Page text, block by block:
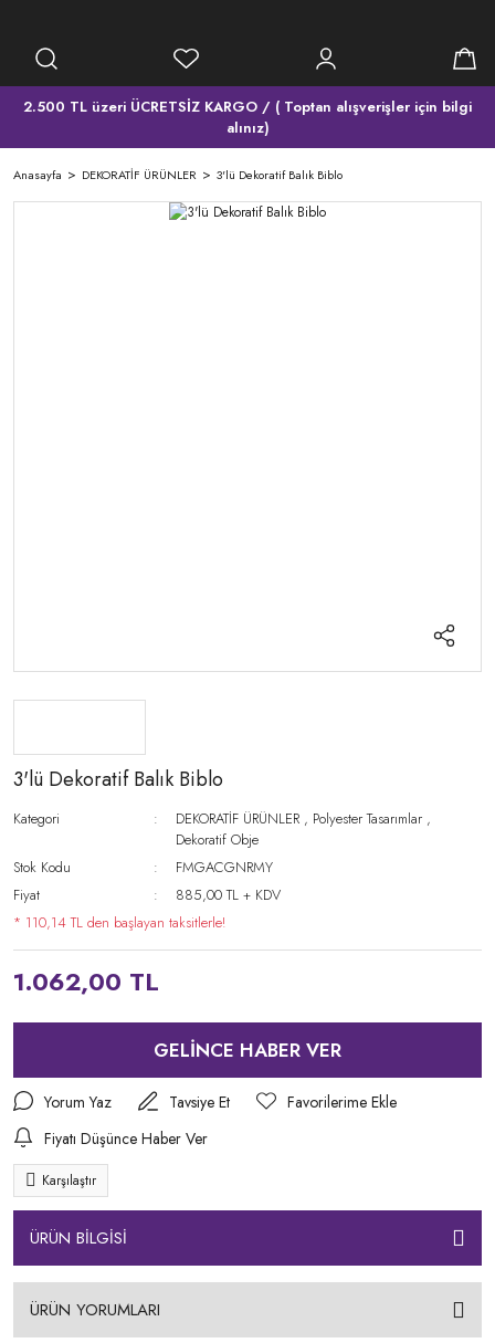
2.500 TL üzeri ÜCRETSİZ KARGO / ( Toptan alışverişler için bilgi
alınız)
Anasayfa DEKORATİF ÜRÜNLER 3'lü Dekoratif Balık Biblo
3'lü Dekoratif Balık Biblo
Kategori DEKORATİF ÜRÜNLER , Polyester Tasarımlar ,
Dekoratif Obje
Stok Kodu
FMGACGNRMY
Fiyat
885,00 TL + KDV
* 110,14 TL den başlayan taksitlerle!
1.062,00 TL
GELİNCE HABER VER
Yorum Yaz
Tavsiye Et
Fiyatı Düşünce Haber Ver
Karşılaştır
ÜRÜN BİLGİSİ
ÜRÜN YORUMLARI